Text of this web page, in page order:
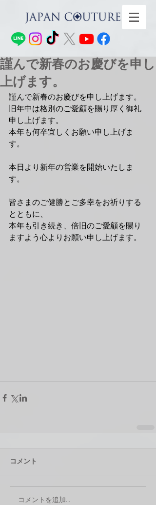
謹んで新春のお慶びを申し
上げます。
謹んで新春のお慶びを申し上げます。
旧年中は格別のご愛顧を賜り厚く御礼
申し上げます。
本年も何卒宜しくお願い申し上げま
す。
本日より新年の営業を開始いたしま
す。
皆さまのご健勝とご多幸をお祈りする
とともに、
本年も引き続き、倍旧のご愛顧を賜り
ますよう心よりお願い申し上げます。
コメント
コメントを追加…